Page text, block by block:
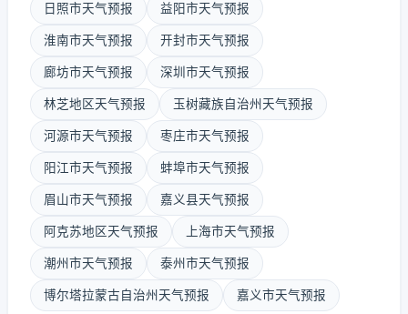
日照市天气预报 益阳市天气预报
淮南市天气预报 开封市天气预报
廊坊市天气预报 深圳市天气预报
林芝地区天气预报 玉树藏族自治州天气预报
河源市天气预报 枣庄市天气预报
阳江市天气预报 蚌埠市天气预报
眉山市天气预报 嘉义县天气预报
阿克苏地区天气预报 上海市天气预报
潮州市天气预报 泰州市天气预报
博尔塔拉蒙古自治州天气预报 嘉义市天气预报